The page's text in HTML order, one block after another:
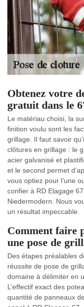
Obtenez votre
gratuit dans le
Le matériau choisi, la
finition voulu sont les
grillage. Il faut savoir
clôtures en grillage : le
acier galvanisé et
et le second permet
vous optiez pour l’une
confier à RD Elagage
Niedermodern. Nous
un résultat impeccable.
Comment faire
une pose de
Des étapes préalables
réussite de pose de
domaine à délimiter en
L’effectif exact des
quantité de panneaux